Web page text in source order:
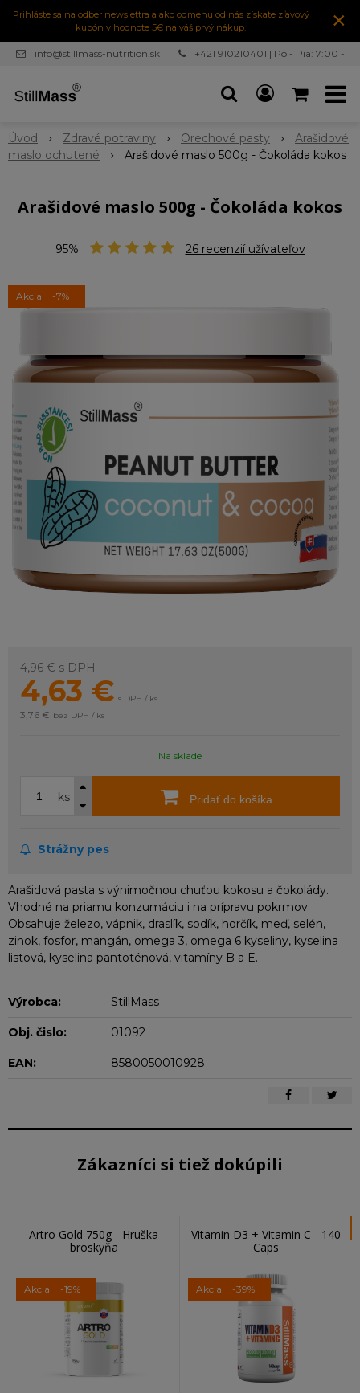
Prihláste sa na odber newslettra a ako odmenu od nás získate zľavový
kupón v hodnote 5€ na váš prvý nákup.
×
info@stillmass-nutrition.sk
+421 910210401 | Po - Pia: 7:00 -
Úvod Zdravé potraviny Orechové pasty
Arašidové
maslo ochutené
Arašidové maslo 500g - Čokoláda kokos
Arašidové maslo 500g - Čokoláda kokos
95% 26recenzií užívateľov
Akcia -7%
4,96 €s DPH
4,63 € s DPH / ks
3,76 € bez DPH / ks
Na sklade
ks Pridať do košíka
Strážny pes
Arašidová pasta s výnimočnou chuťou kokosu a čokolády.
Vhodné na priamu konzumáciu i na prípravu pokrmov.
Obsahuje železo, vápnik, draslík, sodík, horčík, meď, selén,
zinok, fosfor, mangán, omega 3, omega 6 kyseliny, kyselina
listová, kyselina pantoténová, vitamíny B a E.
Výrobca: StillMass
Obj. čislo: 01092
EAN: 8580050010928
Zákazníci si tiež dokúpili
Artro Gold 750g - Hruška
broskyňa
Akcia -19%
Vitamin D3 + Vitamin C - 140
Caps
Akcia -39%